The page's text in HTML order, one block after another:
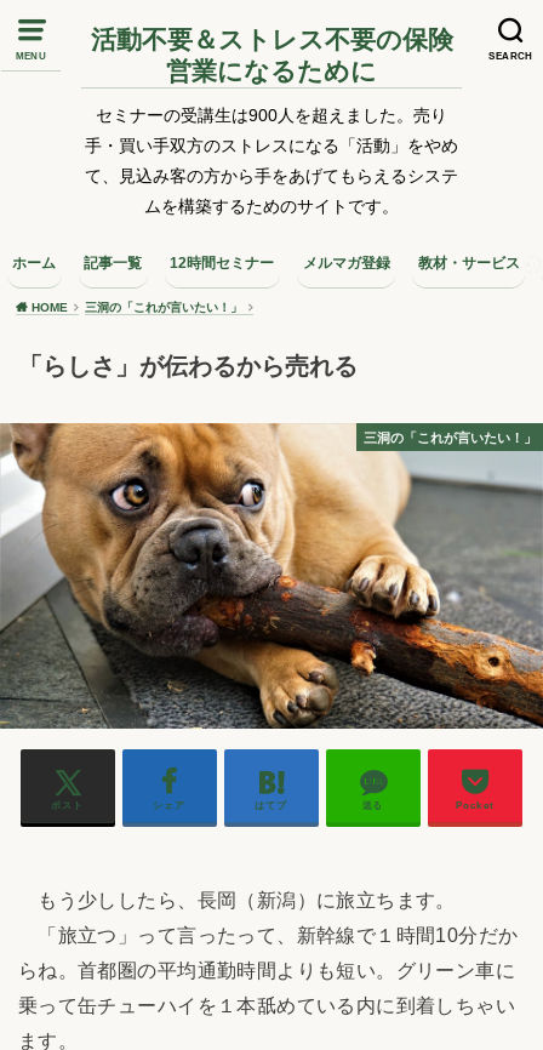
MENU SEARCH
活動不要＆ストレス不要の保険
営業になるために
セミナーの受講生は900人を超えました。売り
手・買い手双方のストレスになる「活動」をやめ
て、見込み客の方から手をあげてもらえるシステ
ムを構築するためのサイトです。
ホーム 記事一覧 12時間セミナー メルマガ登録 教材・サービス
HOME 三洞の「これが言いたい！」
「らしさ」が伝わるから売れる
三洞の「これが言いたい！」
ポスト シェア はてブ 送る Pocket
もう少ししたら、長岡（新潟）に旅立ちます。
「旅立つ」って言ったって、新幹線で１時間10分だか
らね。首都圏の平均通勤時間よりも短い。グリーン車に
乗って缶チューハイを１本舐めている内に到着しちゃい
ます。